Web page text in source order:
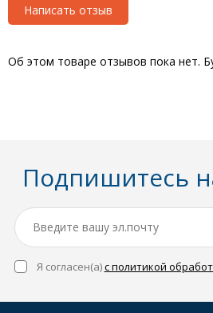
Написать отзыв
Об этом товаре отзывов пока нет.
Подпишитесь
Я согласен(a)с политикой